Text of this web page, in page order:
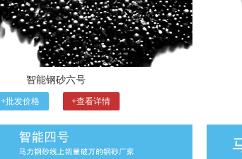
智能钢砂六号
+批发价格 +查看详情